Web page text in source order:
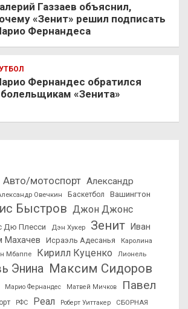
Газзаев объяснил,
«Зенит» решил подписать
Фернандеса
Фернандес обратился
болельщикам «Зенита»
Авто/мотоспорт Александр
Овечкин Баскетбол
Вашингтон
Быстров Джон Джонс
Дю Плесси Дэн Хукер Зенит
Иван
Махачев Исраэль Адесанья
Каролина
Мбаппе Кирилл Куценко
Лионель
Энина Максим Сидоров
Марио Фернандес Матвей Мичков
Павел
РФС Реал Роберт Уиттакер
СБОРНАЯ